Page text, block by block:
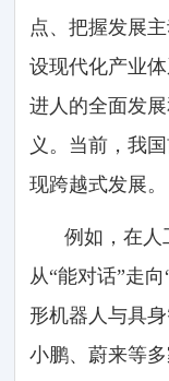
点、把握发展
设现代化产业
进人的全面发
义。当前，我
现跨越式发展。
例如，在人
从“能对话”走
形机器人与具
小鹏、蔚来等